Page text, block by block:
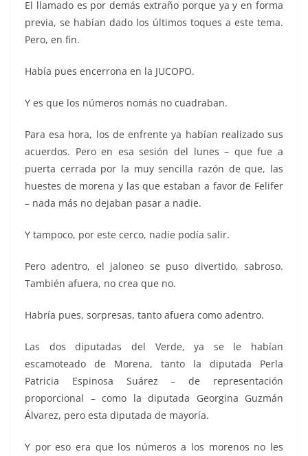
El llamado es por demás extraño porque ya y en forma
previa, se habían dado los últimos toques a este tema.
Pero, en fin.
Había pues encerrona en la JUCOPO.
Y es que los números nomás no cuadraban.
Para esa hora, los de enfrente ya habían realizado sus
acuerdos. Pero en esa sesión del lunes – que fue a
puerta cerrada por la muy sencilla razón de que, las
huestes de morena y las que estaban a favor de Felifer
– nada más no dejaban pasar a nadie.
Y tampoco, por este cerco, nadie podía salir.
Pero adentro, el jaloneo se puso divertido, sabroso.
También afuera, no crea que no.
Habría pues, sorpresas, tanto afuera como adentro.
Las dos diputadas del Verde, ya se le habían
escamoteado de Morena, tanto la diputada Perla
Patricia Espinosa Suárez – de representación
proporcional – como la diputada Georgina Guzmán
Álvarez, pero esta diputada de mayoría.
Y por eso era que los números a los morenos no les